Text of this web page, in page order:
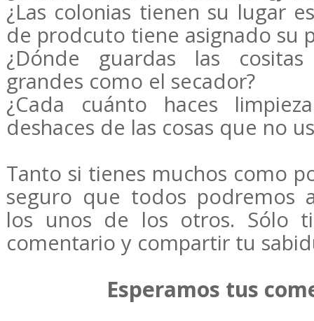
¿Las colonias tienen su lugar
de prodcuto tiene asignado su
¿Dónde guardas las
grandes como el secador?
¿Cada cuánto haces
deshaces de las cosas que no
Tanto si tienes muchos como
seguro que todos podremos
los unos de los otros. Sólo
comentario y compartir tu
Esperamos tus